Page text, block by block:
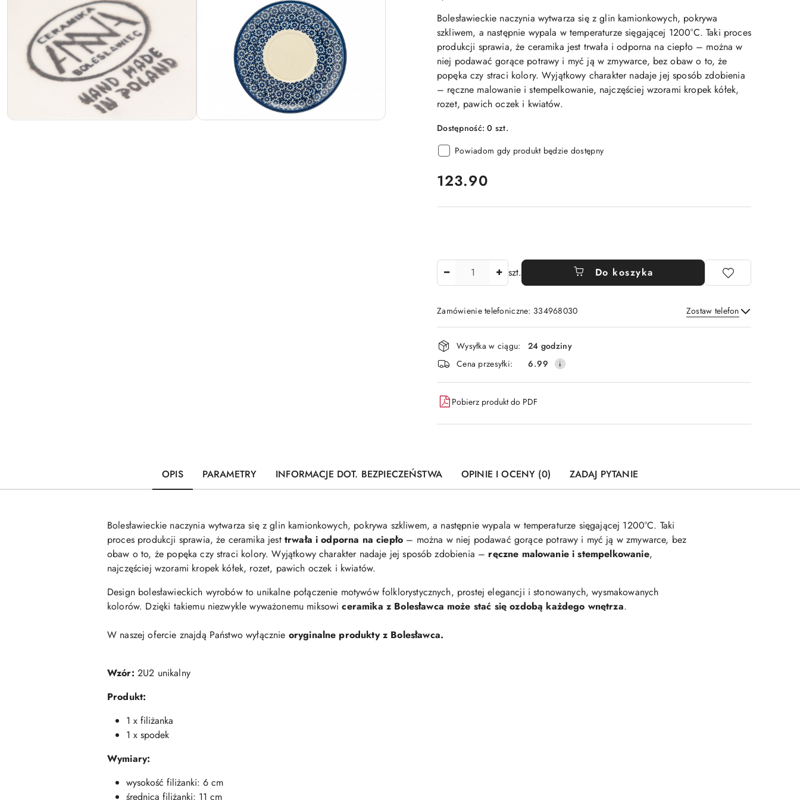
Bolesławieckie naczynia wytwarza się z glin kamionkowych, pokrywa
szkliwem, a następnie wypala w temperaturze sięgającej 1200°C. Taki proces
produkcji sprawia, że ceramika jest trwała i odporna na ciepło – można w
niej podawać gorące potrawy i myć ją w zmywarce, bez obaw o to, że
popęka czy straci kolory. Wyjątkowy charakter nadaje jej sposób zdobienia
– ręczne malowanie i stempelkowanie, najczęściej wzorami kropek kółek,
rozet, pawich oczek i kwiatów.
Dostępność:0 szt.
Powiadom gdy produkt będzie dostępny
cena:
123.90
szt. Do koszyka
Zamówienie telefoniczne: 334968030 Zostaw telefon
Wyślij
Dostępność
i
dostawa
Wysyłka w ciągu:
24 godziny
Cena przesyłki:
6.99
Pobierz produkt do PDF
OPIS PARAMETRY INFORMACJE DOT. BEZPIECZEŃSTWA OPINIE I OCENY (0) ZADAJ PYTANIE
Bolesławieckie naczynia wytwarza się z glin kamionkowych, pokrywa szkliwem, a następnie wypala w temperaturze sięgającej 1200°C. Taki
proces produkcji sprawia, że ceramika jest trwała i odporna na ciepło – można w niej podawać gorące potrawy i myć ją w zmywarce, bez
obaw o to, że popęka czy straci kolory. Wyjątkowy charakter nadaje jej sposób zdobienia – ręczne malowanie i stempelkowanie,
najczęściej wzorami kropek kółek, rozet, pawich oczek i kwiatów.
Design bolesławieckich wyrobów to unikalne połączenie motywów folklorystycznych, prostej elegancji i stonowanych, wysmakowanych
kolorów. Dzięki takiemu niezwykle wyważonemu miksowiceramika z Bolesławca może stać się ozdobą każdego wnętrza.
W naszej ofercie znajdą Państwo wyłącznie oryginalne produkty z Bolesławca.
Wzór: 2U2 unikalny
Produkt:
1 x filiżanka
1 x spodek
Wymiary:
wysokość filiżanki: 6 cm
średnica filiżanki: 11 cm